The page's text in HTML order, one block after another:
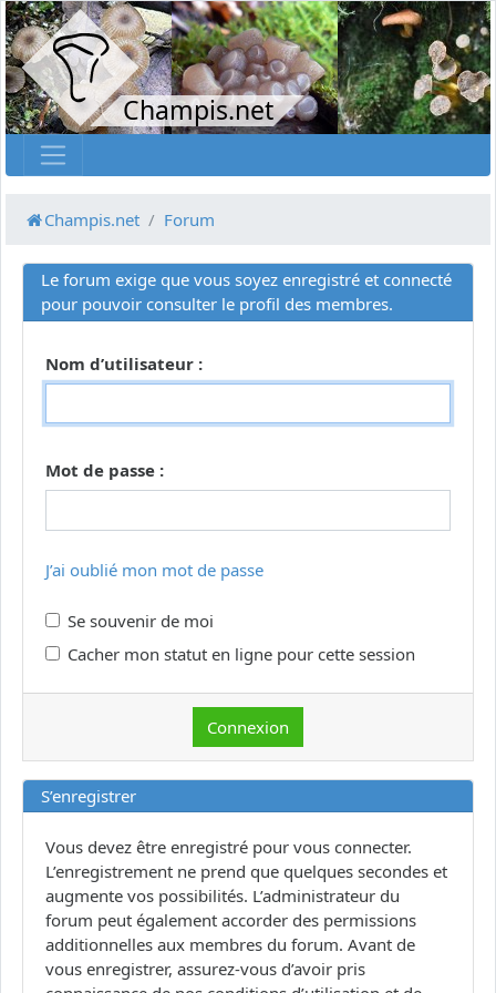
Champis.net
Champis.net Forum
Le forum exige que vous soyez enregistré et connecté
pour pouvoir consulter le profil des membres.
Nom d’utilisateur :
Mot de passe :
J’ai oublié mon mot de passe
Se souvenir de moi
Cacher mon statut en ligne pour cette session
S’enregistrer
Vous devez être enregistré pour vous connecter.
L’enregistrement ne prend que quelques secondes et
augmente vos possibilités. L’administrateur du
forum peut également accorder des permissions
additionnelles aux membres du forum. Avant de
vous enregistrer, assurez-vous d’avoir pris